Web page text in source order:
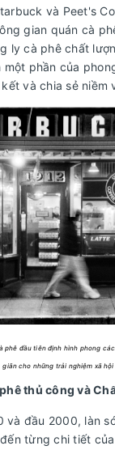
và Peet's
gian quán cà
ly cà phê chất
phần của
và chia sẻ niềm
phê đầu tiên định hình phong
giãn cho những trải nghiệm xã hội
thủ công và
và đầu 2000, làn
từng chi tiết